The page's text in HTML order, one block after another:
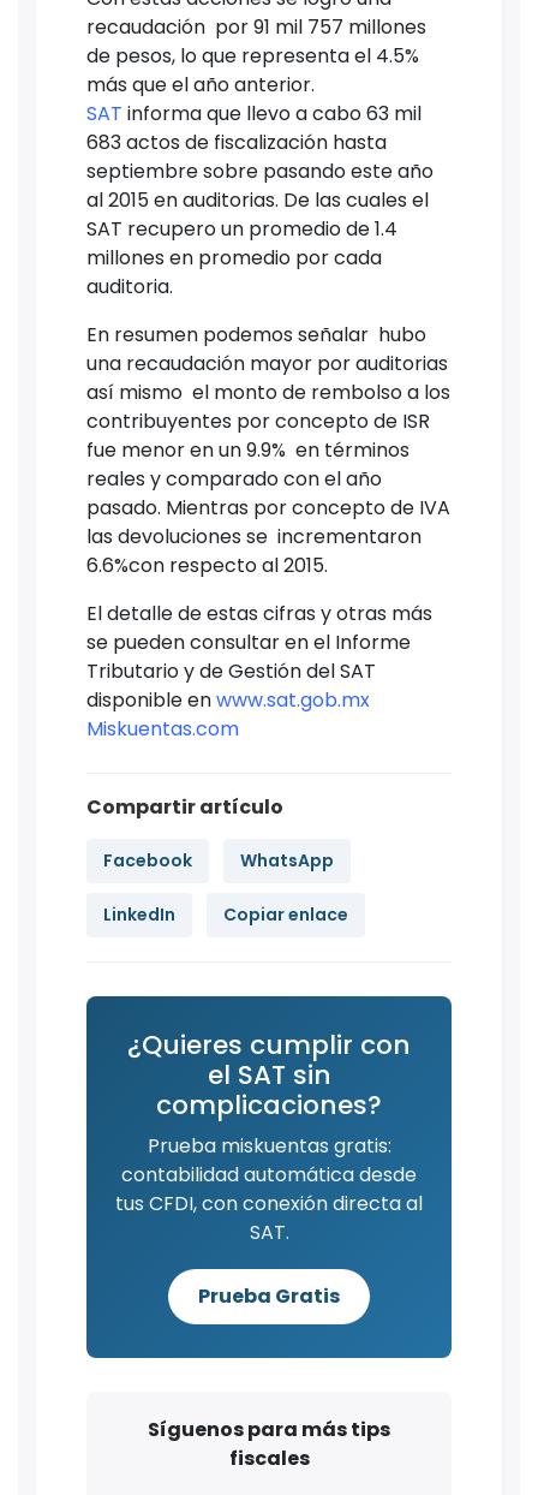
recaudación por 91 mil 757 millones
de pesos, lo que representa el 4.5%
más que el año anterior.
SAT informa que llevo a cabo 63 mil
683 actos de fiscalización hasta
septiembre sobre pasando este año
al 2015 en auditorias. De las cuales el
SAT recupero un promedio de 1.4
millones en promedio por cada
auditoria.
En resumen podemos señalar hubo
una recaudación mayor por auditorias
así mismo el monto de rembolso a los
contribuyentes por concepto de ISR
fue menor en un 9.9% en términos
reales y comparado con el año
pasado. Mientras por concepto de IVA
las devoluciones se incrementaron
6.6%con respecto al 2015.
El detalle de estas cifras y otras más
se pueden consultar en el Informe
Tributario y de Gestión del SAT
disponible enwww.sat.gob.mx
Miskuentas.com
Compartir artículo
Facebook WhatsApp
LinkedIn Copiar enlace
¿Quieres cumplir con
el SAT sin
complicaciones?
Prueba miskuentas gratis:
contabilidad automática desde
tus CFDI, con conexión directa al
SAT.
Prueba Gratis
Síguenos para más tips
fiscales